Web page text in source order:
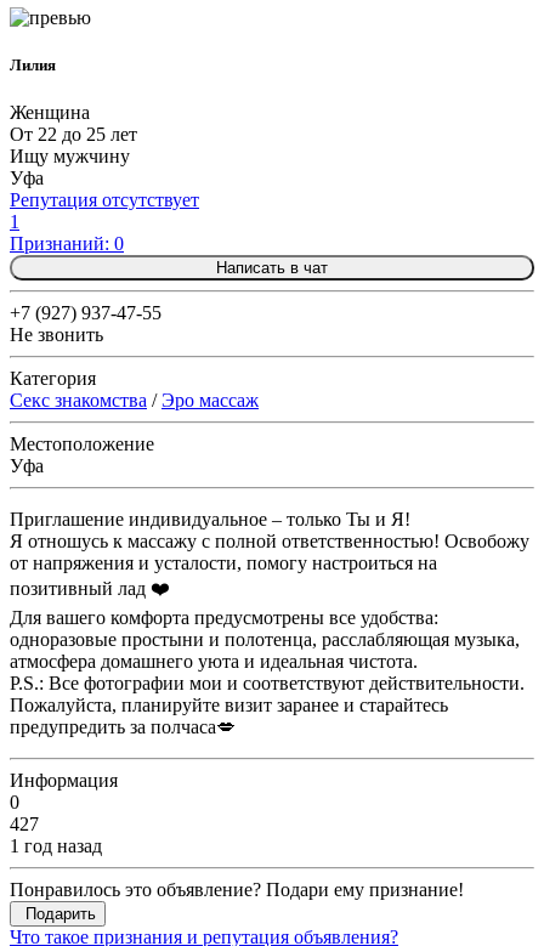
Лилия
Женщина
От 22 до 25 лет
Ищу мужчину
Уфа
Репутация отсутствует
1
Признаний: 0
Написать в чат
+7 (927) 937-47-55
Не звонить
Категория
Секс знакомства /Эро массаж
Местоположение
Уфа
Приглашение индивидуальное – только Ты и Я!
Я отношусь к массажу с полной ответственностью! Освобожу
от напряжения и усталости, помогу настроиться на
позитивный лад ❤️
Для вашего комфорта предусмотрены все удобства:
одноразовые простыни и полотенца, расслабляющая музыка,
атмосфера домашнего уюта и идеальная чистота.
P.S.: Все фотографии мои и соответствуют действительности.
Пожалуйста, планируйте визит заранее и старайтесь
предупредить за полчаса💋
Информация
0
427
1 год назад
Понравилось это объявление? Подари ему признание!
Подарить
Что такое признания и репутация объявления?